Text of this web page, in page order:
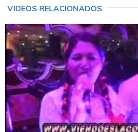
VIDEOS RELACIONADOS